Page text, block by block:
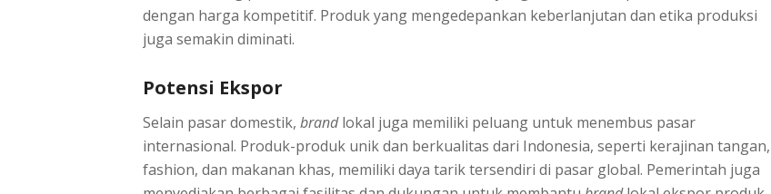
dengan harga kompetitif. Produk yang mengedepankan keberlanjutan dan etika produksi
juga semakin diminati.
Potensi Ekspor
Selain pasar domestik, brandlokal juga memiliki peluang untuk menembus pasar
internasional. Produk-produk unik dan berkualitas dari Indonesia, seperti kerajinan tangan,
fashion, dan makanan khas, memiliki daya tarik tersendiri di pasar global. Pemerintah juga